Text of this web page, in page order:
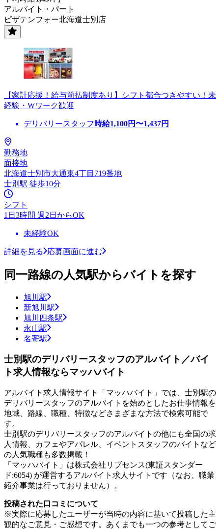
アルバイト・パート
ピザテンフォー北海道士別店
【家計応援！給与前払制度あり】シフト都合つきやすい！未
経験・Wワーク歓迎
デリバリースタッフ 時給1,100円〜1,437円
勤務地
面接地
北海道士別市大通東4丁目719番地
士別駅 徒歩10分
シフト
1日3時間 週2日からOK
未経験OK
詳細を見る 応募画面に進む
同一路線の人気駅からバイトを探す
旭川駅
新旭川駅
旭川四条駅
永山駅
名寄駅
士別駅のデリバリースタッフのアルバイト／バイ
ト求人情報ならマッハバイト
アルバイト求人情報サイト「マッハバイト」では、士別駅の
デリバリースタッフのアルバイトを始めとしたお仕事情報を
地域、路線、職種、特徴などさまざまな方法で検索可能で
す。
士別駅のデリバリースタッフのアルバイトの他にも全国の求
人情報、カフェやアパレル、イベントスタッフのバイトなど
の人気職種も多数掲載！
「マッハバイト」は株式会社リブセンス(東証スタンダー
ド:6054) が運営するアルバイト求人サイトです（なお、職業
紹介事業は行っておりません）。
投稿された口コミについて
※実際に応募したユーザーが当時の内容に基いて投稿した主
観的なご意見・ご感想です。あくまでも一つの参考としてご